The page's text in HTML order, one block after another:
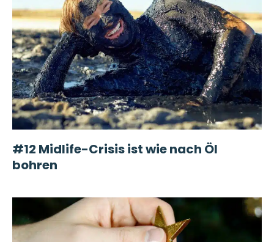
#12 Midlife-Crisis ist wie nach Öl
bohren